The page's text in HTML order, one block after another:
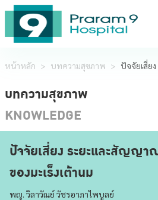
หน้าหลัก > บทความสุขภาพ >
บทความสุขภาพ
KNOWLEDGE
ปัจจัยเสี่ยง ระยะและสัญญ
ของมะเร็งเต้านม
พญ. วิลาวัณย์ วัชรอาภาไพบูลย์